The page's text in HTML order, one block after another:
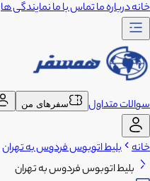
خانهدرباره ماتماس با مانمایندگی ها
سوالات متداول سفرهای من
خانه بلیط اتوبوس فردوس به تهران
بلیط اتوبوس فردوس به تهران